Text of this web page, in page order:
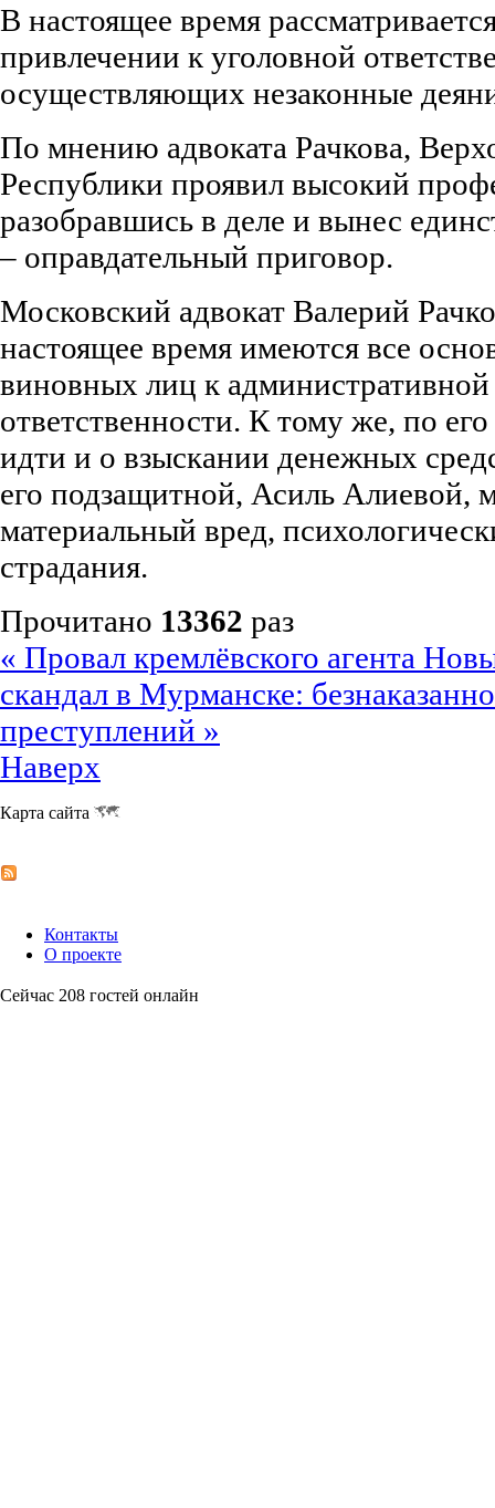
В настоящее время
привлечении к уголовной
осуществляющих незаконные
По мнению адвоката Рачкова,
Республики проявил высокий
разобравшись в деле и вынес
– оправдательный приговор.
Московский адвокат Валерий
настоящее время имеются все
виновных лиц к
ответственности. К тому же, по
идти и о взыскании денежных
его подзащитной, Асиль Алиевой,
материальный вред,
страдания.
Прочитано 13362 раз
« Провал кремлёвского агента
скандал в Мурманске:
преступлений »
Наверх
Карта сайта
Контакты
О проекте
Сейчас 208 гостей онлайн